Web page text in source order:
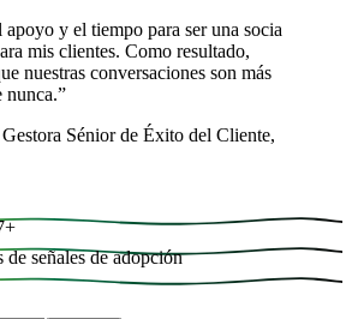
apoyo y el tiempo para ser una socia
mis clientes. Como resultado,
nuestras conversaciones son más
nunca.”
Gestora Sénior de Éxito del Cliente,
+
de señales de adopción